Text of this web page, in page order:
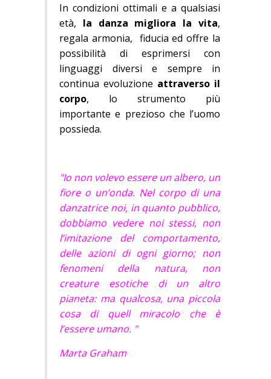
In condizioni ottimali e a qualsiasi
età, la danza migliora la vita,
regala armonia, fiducia ed offre la
possibilità di esprimersi con
linguaggi diversi e sempre in
continua evoluzione attraverso il
corpo, lo strumento più
importante e prezioso che l’uomo
possieda.
"Io non volevo essere un albero, un
fiore o un’onda. Nel corpo di una
danzatrice noi, in quanto pubblico,
dobbiamo vedere noi stessi, non
l’imitazione del comportamento,
delle azioni di ogni giorno; non
fenomeni della natura, non
creature esotiche di un altro
pianeta: ma qualcosa, una piccola
cosa di quell miracolo che è
l’essere umano. "
Marta Graham